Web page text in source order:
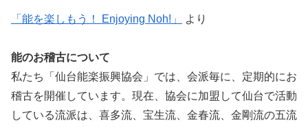
「能を楽しもう！ Enjoying Noh!」 より
能のお稽古について
私たち「仙台能楽振興協会」では、会派毎に、定期的にお
稽古を開催しています。現在、協会に加盟して仙台で活動
している流派は、喜多流、宝生流、金春流、金剛流の五流